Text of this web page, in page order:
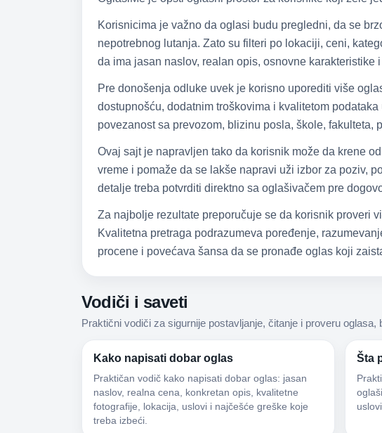
Korisnicima je važno da oglasi budu pregledni, da se
nepotrebnog lutanja. Zato su filteri po lokaciji, ceni,
da ima jasan naslov, realan opis, osnovne
Pre donošenja odluke uvek je korisno uporediti više
dostupnošću, dodatnim troškovima i kvalitetom
povezanost sa prevozom, blizinu posla, škole, fakulteta,
Ovaj sajt je napravljen tako da korisnik može da krene
vreme i pomaže da se lakše napravi uži izbor za poziv,
detalje treba potvrditi direktno sa oglašivačem pre
Za najbolje rezultate preporučuje se da korisnik proveri
Kvalitetna pretraga podrazumeva poređenje,
procene i povećava šansa da se pronađe oglas koji
Vodiči i saveti
Praktični vodiči za sigurnije postavljanje, čitanje i proveru oglasa,
Kako napisati dobar oglas
Praktičan vodič kako napisati dobar oglas: jasan
naslov, realna cena, konkretan opis, kvalitetne
fotografije, lokacija, uslovi i najčešće greške koje
treba izbeći.
Šta